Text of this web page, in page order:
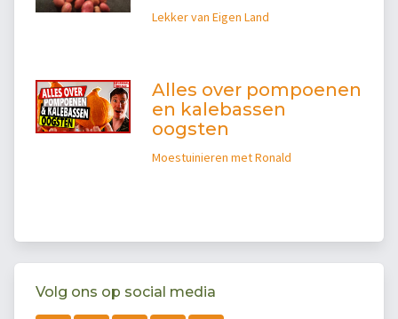
Lekker van Eigen Land
Alles over pompoenen
en kalebassen
oogsten
Moestuinieren met Ronald
Volg ons op social media